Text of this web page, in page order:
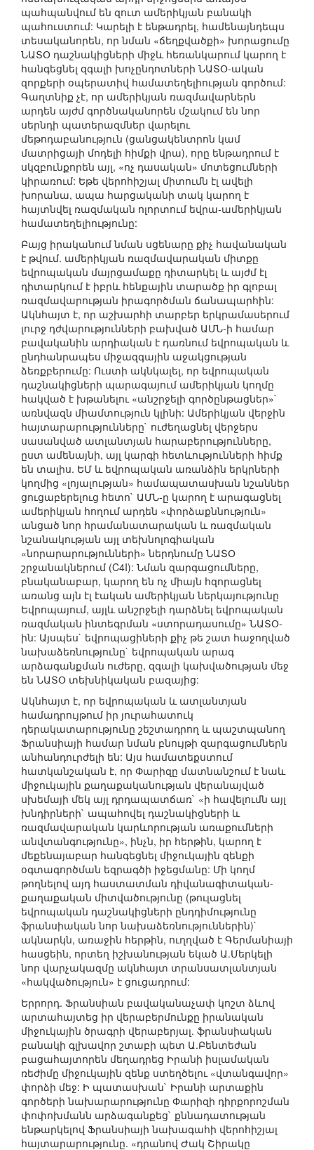
պահպանվում են զուտ ամերիկյան բանակի
պահուստում: Կարելի է ենթադրել, համենայնդեպս
տեսականորեն, որ նման «ճեղքվածքի» խորացումը
ՆԱՏՕ դաշնակիցների միջև հեռանկարում կարող է
հանգեցնել զգալի խոչընդոտների ՆԱՏՕ-ական
զորքերի օպերատիվ համատեղելիության գործում:
Գաղտնիք չէ, որ ամերիկյան ռազմավարներն
արդեն այժմ գործնականորեն մշակում են նոր
սերնդի պատերազմներ վարելու
մեթոդաբանություն (ցանցակենտրոն կամ
մատրիցայի մոդելի հիմքի վրա), որը ենթադրում է
սկզբունքորեն այլ, «ոչ դասական» մոտեցումների
կիրառում: Եթե վերոհիշյալ միտումն էլ ավելի
խորանա, ապա հարցականի տակ կարող է
հայտնվել ռազմական ոլորտում եվրա-ամերիկյան
համատեղելիությունը:
Բայց իրականում նման սցենարը քիչ հավանական
է թվում. ամերիկյան ռազմավարական միտքը
եվրոպական մայրցամաքը դիտարկել և այժմ էլ
դիտարկում է իբրև հենքային տարածք իր գլոբալ
ռազմավարության իրագործման ճանապարհին:
Ակնհայտ է, որ աշխարհի տարբեր երկրամասերում
լուրջ դժվարությունների բախված ԱՄՆ-ի համար
բավականին արդիական է դառնում եվրոպական և
ընդհանրապես միջազգային աջակցության
ձեռքբերումը: Ուստի ակնկալել, որ եվրոպական
դաշնակիցների պարագայում ամերիկյան կողմը
հակված է խթանելու «անշրջելի գործընթացներ»`
առնվազն միամտություն կլինի: Ամերիկյան վերջին
հայտարարությունները` ուժեղացնել վերջերս
սասանված ատլանտյան հարաբերությունները,
ըստ ամենայնի, այլ կարգի հետևությունների հիմք
են տալիս. ԵՄ և եվրոպական առանձին երկրների
կողմից «լոյալության» համապատասխան նշաններ
ցուցաբերելուց հետո` ԱՄՆ-ը կարող է արագացնել
ամերիկյան հողում արդեն «փորձաքննություն»
անցած նոր հրամանատարական և ռազմական
նշանակության այլ տեխնոլոգիական
«նորարարությունների» ներդնումը ՆԱՏՕ
շրջանակներում (C4I): Նման զարգացումները,
բնականաբար, կարող են ոչ միայն հզորացնել
առանց այն էլ էական ամերիկյան ներկայությունը
Եվրոպայում, այլև անշրջելի դարձնել եվրոպական
ռազմական ինտեգրման «ստորադասումը» ՆԱՏՕ-
ին: Այսպես` եվրոպացիների քիչ թե շատ հաջողված
նախաձեռնությունը` եվրոպական արագ
արձագանքման ուժերը, զգալի կախվածության մեջ
են ՆԱՏՕ տեխնիկական բազայից:
Ակնհայտ է, որ եվրոպական և ատլանտյան
համադրույթում իր յուրահատուկ
դերակատարությունը շեշտադրող և պաշտպանող
Ֆրանսիայի համար նման բնույթի զարգացումներն
անհանդուրժելի են: Այս համատեքստում
հատկանշական է, որ Փարիզը մատնանշում է նաև
միջուկային քաղաքականության վերանայված
սխեմայի մեկ այլ դրդապատճառ` «ի հավելումն այլ
խնդիրների` ապահովել դաշնակիցների և
ռազմավարական կարևորության առաքումների
անվտանգությունը», ինչն, իր հերթին, կարող է
մեքենայաբար հանգեցնել միջուկային զենքի
օգտագործման եզրագծի իջեցմանը: Մի կողմ
թողնելով այդ հաստատման դիվանագիտական-
քաղաքական միտվածությունը (թուլացնել
եվրոպական դաշնակիցների ընդդիմությունը
ֆրանսիական նոր նախաձեռնություններին)`
ակնարկն, առաջին հերթին, ուղղված է Գերմանիայի
հասցեին, որտեղ իշխանության եկած Ա.Մերկելի
նոր վարչակազմը ակնհայտ տրանսատլանտյան
«հակվածություն» է ցուցադրում:
Երրորդ. Ֆրանսիան բավականաչափ կոշտ ձևով
արտահայտեց իր վերաբերմունքը իրանական
միջուկային ծրագրի վերաբերյալ. ֆրանսիական
բանակի գլխավոր շտաբի պետ Ա.Բենտեժան
բացահայտորեն մեղադրեց Իրանի իսլամական
ռեժիմը միջուկային զենք ստեղծելու «վտանգավոր»
փորձի մեջ: Ի պատասխան` Իրանի արտաքին
գործերի նախարարությունը Փարիզի դիրքորոշման
փոփոխմանն արձագանքեց` քննադատության
ենթարկելով Ֆրանսիայի նախագահի վերոհիշյալ
հայտարարությունը. «դրանով Ժակ Շիրակը